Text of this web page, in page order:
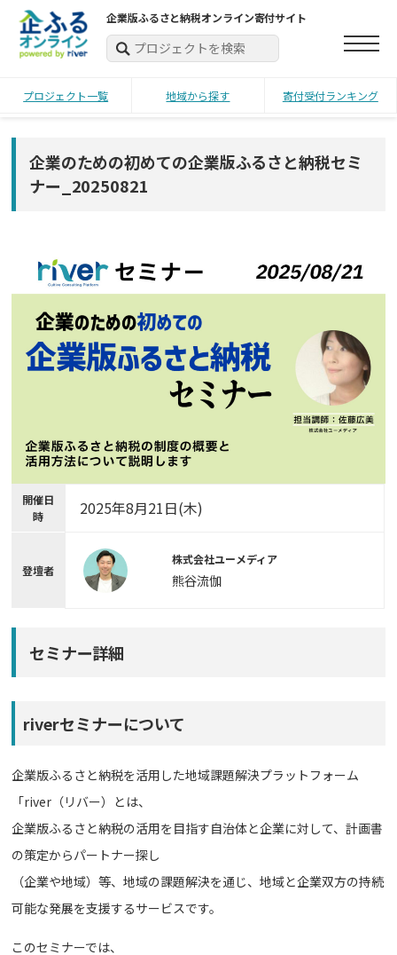
企業版ふるさと納税オンライン寄付サイト
プロジェクト一覧 地域から探す 寄付受付ランキング
企業のための初めての企業版ふるさと納税セミ
ナー_20250821
開催日
時
2025年8月21日(木)
登壇者
株式会社ユーメディア
熊谷流伽
セミナー詳細
riverセミナーについて
企業版ふるさと納税を活用した地域課題解決プラットフォーム
「river（リバー）とは、
企業版ふるさと納税の活用を目指す自治体と企業に対して、計画書
の策定からパートナー探し
（企業や地域）等、地域の課題解決を通じ、地域と企業双方の持続
可能な発展を支援するサービスです。
このセミナーでは、